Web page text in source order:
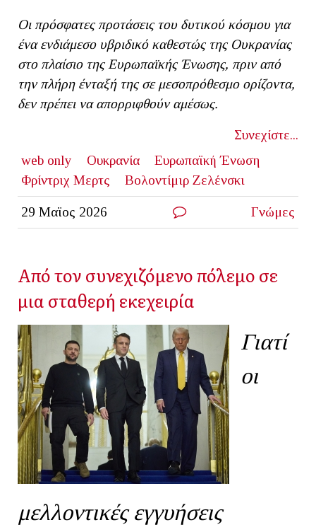
Οι πρόσφατες προτάσεις του δυτικού κόσμου για
ένα ενδιάμεσο υβριδικό καθεστώς της Ουκρανίας
στο πλαίσιο της Ευρωπαϊκής Ένωσης, πριν από
την πλήρη ένταξή της σε μεσοπρόθεσμο ορίζοντα,
δεν πρέπει να απορριφθούν αμέσως.
Συνεχίστε...
web only
Ουκρανία
Ευρωπαϊκή Ένωση
Φρίντριχ Μερτς
Βολοντίμιρ Ζελένσκι
29 Μαϊος 2026 Γνώμες
Από τον συνεχιζόμενο πόλεμο σε
μια σταθερή εκεχειρία
Γιατί
οι
μελλοντικές εγγυήσεις